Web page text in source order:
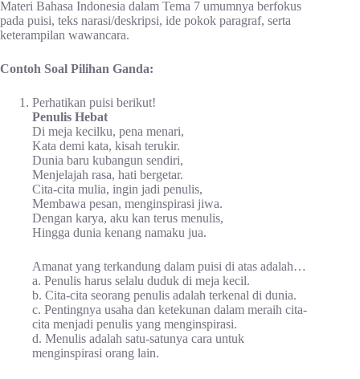
Materi Bahasa Indonesia dalam Tema 7 umumnya berfokus
pada puisi, teks narasi/deskripsi, ide pokok paragraf, serta
keterampilan wawancara.
Contoh Soal Pilihan Ganda:
Perhatikan puisi berikut!
Penulis Hebat
Di meja kecilku, pena menari,
Kata demi kata, kisah terukir.
Dunia baru kubangun sendiri,
Menjelajah rasa, hati bergetar.
Cita-cita mulia, ingin jadi penulis,
Membawa pesan, menginspirasi jiwa.
Dengan karya, aku kan terus menulis,
Hingga dunia kenang namaku jua.
Amanat yang terkandung dalam puisi di atas adalah…
a. Penulis harus selalu duduk di meja kecil.
b. Cita-cita seorang penulis adalah terkenal di dunia.
c. Pentingnya usaha dan ketekunan dalam meraih cita-
cita menjadi penulis yang menginspirasi.
d. Menulis adalah satu-satunya cara untuk
menginspirasi orang lain.